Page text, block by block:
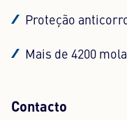
Proteção
Mais de 4200
Contacto